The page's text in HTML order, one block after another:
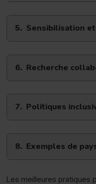
Sensibilisation
Recherche
Politiques
Exemples de
Les meilleures pratiques